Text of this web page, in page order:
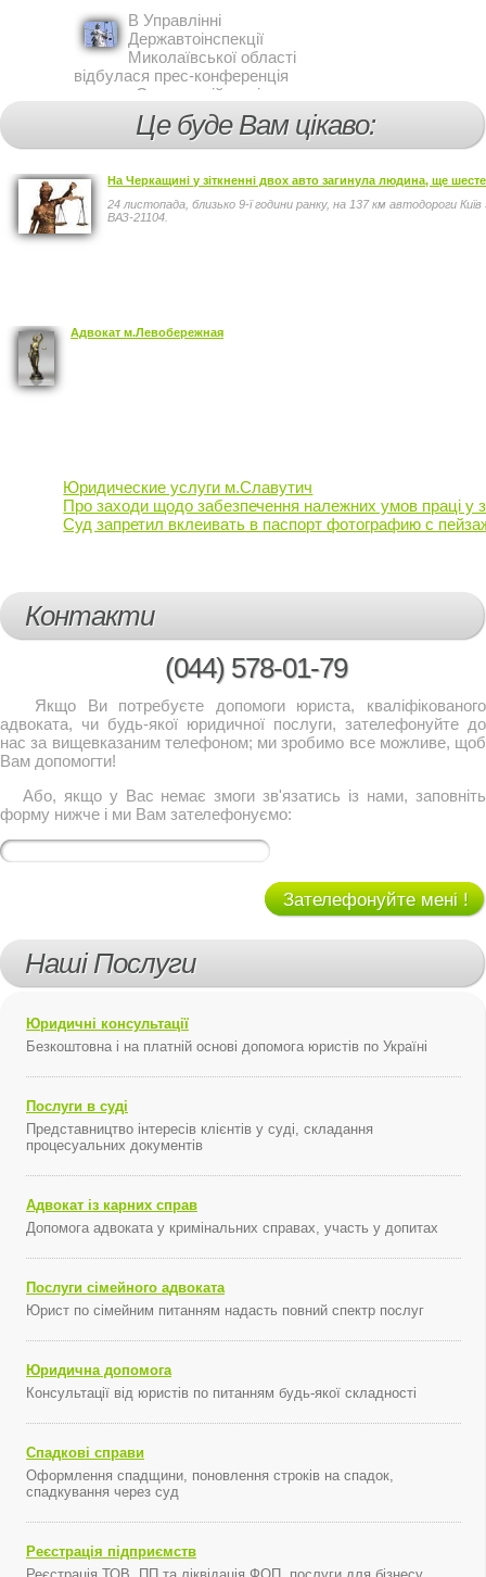
ДАІ з обслуговування міста
Кривий Ріг провели ...
В Управлінні
Державтоінспекції
Миколаївської області
відбулася прес-конференція
на тему Стан аварійності за
участю, з вини дітей і
пішоходів.Це буде Вам цікаво:
На Черкащині у зіткненні двох авто загинула людина, ще
24 листопада, близько 9-ї години ранку, на 137 км автодороги
ВАЗ-21104.
Адвокат м.Левобережная
Юридические услуги м.Славутич
Про заходи щодо забезпечення належних умов праці у
Суд запретил вклеивать в паспорт фотографию с
Контакти
(044) 578-01-79
Якщо Ви потребуєте допомоги юриста, кваліфікованого
адвоката, чи будь-якої юридичної послуги, зателефонуйте до
нас за вищевказаним телефоном; ми зробимо все можливе, щоб
Вам допомогти!
Або, якщо у Вас немає змоги зв'язатись із нами, заповніть
форму нижче і ми Вам зателефонуємо:
Зателефонуйте мені !
Наші Послуги
Юридичні консультації
Безкоштовна і на платній основі допомога юристів по Україні
Послуги в суді
Представництво інтересів клієнтів у суді, складання
процесуальних документів
Адвокат із карних справ
Допомога адвоката у кримінальних справах, участь у допитах
Послуги сімейного адвоката
Юрист по сімейним питанням надасть повний спектр послуг
Юридична допомога
Консультації від юристів по питанням будь-якої складності
Спадкові справи
Оформлення спадщини, поновлення строків на спадок,
спадкування через суд
Реєстрація підприємств